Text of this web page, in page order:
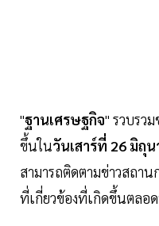
"ฐานเศรษฐกิจ" รวบรวม
ขึ้นในวันเสาร์ที่ 26 มิถุ
สามารถติดตามข่าวสถา
ที่เกี่ยวข้องที่เกิดขึ้นตลอ